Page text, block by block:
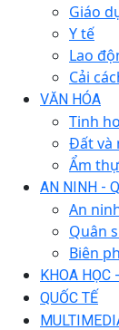
Giáo
Y tế
Lao
Cải
VĂN HÓA
Tinh
Đất và
Ẩm
AN NINH -
An
Quân
Biên
KHOA HỌC
QUỐC TẾ